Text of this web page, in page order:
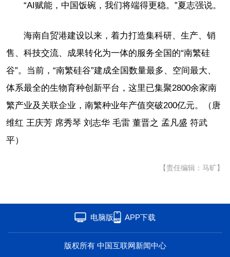
“AI赋能，中国饭碗，我们将端得更稳。”夏志强说。
海南自贸港建设以来，着力打造集科研、生产、销
售、科技交流、成果转化为一体的服务全国的“南繁硅
谷”。当前，“南繁硅谷”建成全国数量最多、空间最大、
体系最全的生物育种创新平台，这里已集聚2800余家南
繁产业及关联企业，南繁种业年产值突破200亿元。（唐
维红 王庆芳 席秀琴 刘志华 毛雷 董晋之 孟凡盛 符武
平）
【责任编辑：马旷】
电脑版 APP下载
版权所有 中国互联网新闻中心